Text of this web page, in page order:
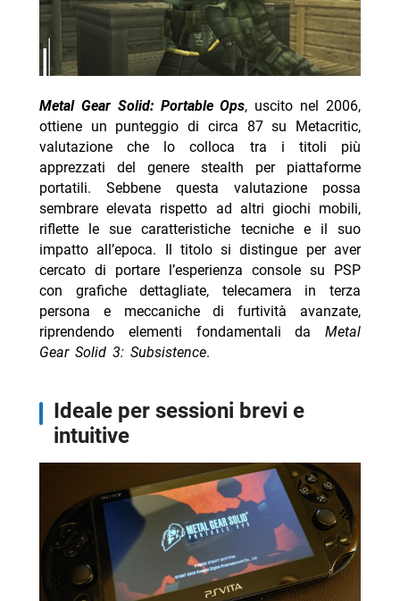
Metal Gear Solid: Portable Ops, uscito nel 2006,
ottiene un punteggio di circa 87 su Metacritic,
valutazione che lo colloca tra i titoli più
apprezzati del genere stealth per piattaforme
portatili. Sebbene questa valutazione possa
sembrare elevata rispetto ad altri giochi mobili,
riflette le sue caratteristiche tecniche e il suo
impatto all’epoca. Il titolo si distingue per aver
cercato di portare l’esperienza console su PSP
con grafiche dettagliate, telecamera in terza
persona e meccaniche di furtività avanzate,
riprendendo elementi fondamentali daMetal
Gear Solid 3: Subsistence.
ideale per sessioni brevi e
intuitive